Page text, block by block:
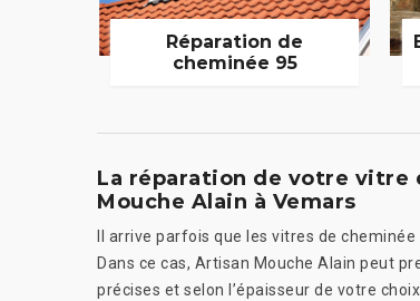
Réparation de
cheminée 95
La réparation de votre vitre
Mouche Alain à Vemars
Il arrive parfois que les vitres de
Dans ce cas, Artisan Mouche Alain peut
précises et selon l’épaisseur de votre